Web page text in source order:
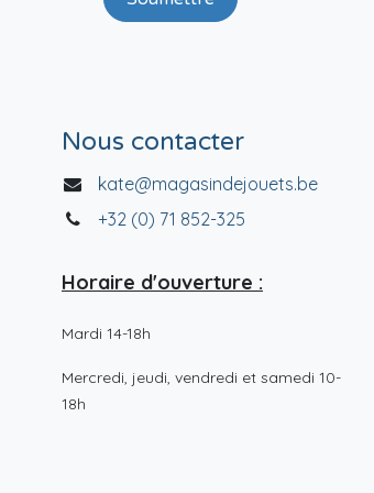
Nous contacter
kate@magasindejouets.be
+32 (0) 71 852-325
Horaire d'ouverture :
Mardi 14-18h
Mercredi, jeudi, vendredi et samedi 10-
18h